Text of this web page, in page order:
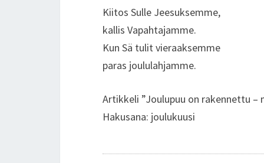
Kiitos Sulle Jeesuksemme,
kallis Vapahtajamme.
Kun Sä tulit vieraaksemme
paras joululahjamme.
Artikkeli ”Joulupuu on rakennettu –
Hakusana: joulukuusi